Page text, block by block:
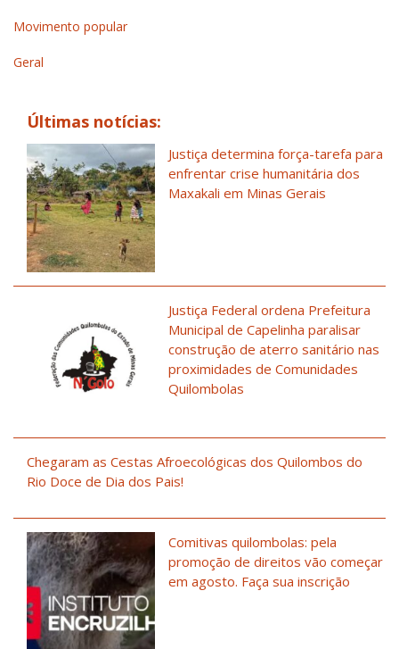
Movimento popular
Geral
Últimas notícias:
Justiça determina força-tarefa para
enfrentar crise humanitária dos
Maxakali em Minas Gerais
Justiça Federal ordena Prefeitura
Municipal de Capelinha paralisar
construção de aterro sanitário nas
proximidades de Comunidades
Quilombolas
Chegaram as Cestas Afroecológicas dos Quilombos do
Rio Doce de Dia dos Pais!
Comitivas quilombolas: pela
promoção de direitos vão começar
em agosto. Faça sua inscrição